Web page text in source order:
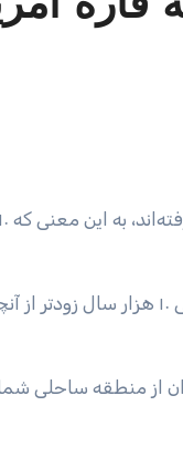
یک مطالعه جدید نشان می‌دهد که انسان‌های باستان ۲۶ هزار سال پیش، یعنی
از منطقه ساحلی